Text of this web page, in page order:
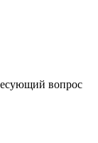
вопрос